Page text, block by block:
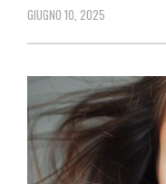
GIUGNO 10, 2025